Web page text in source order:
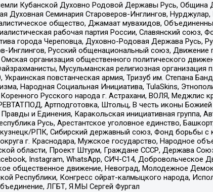
Кубанской Духовно Родовой Державы Русь, Община
Семинария Староверов-Инглингов,
общество, Джамаат мувахидов,
рабочая партия России, Славянский союз,
города Череповца, Духовно-Родовая Держава Русь,
Инглингов, Русский общенациональный союз, Движение
организация общественного политического
Мусульманская религиозная организация
повстанческая армия, Тризуб им. Степана
Народная Социальная Инициатива, TulaSkins,
Русского народа г. Астрахани, ВОЛЯ, Меджлис
Артподготовка, Штольц, В честь иконы
и Единения, Каракольская инициативная группа,
Русь, Арестантское уголовное единство,
РПК, Сибирский державный союз, Фонд борьбы
г. Краснодара, Мужское государство, Народное
области, Проект Штурм, Граждане СССР, Держава
Instagram, WhatsApp, СИЧ-С14, Добровольческое
общественное движение, Невоград, Молодежное
Республики, Конгресс ойрат-калмыцкого народа,
ЛГБТ, Я.МЫ Сергей Фургал